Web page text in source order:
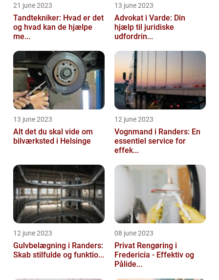
21 june 2023
Tandtekniker: Hvad er det
og hvad kan de hjælpe
me...
13 june 2023
Advokat i Varde: Din
hjælp til juridiske
udfordrin...
13 june 2023
Alt det du skal vide om
bilværksted i Helsinge
12 june 2023
Vognmand i Randers: En
essentiel service for
effek...
12 june 2023
Gulvbelægning i Randers:
Skab stilfulde og funktio...
08 june 2023
Privat Rengøring i
Fredericia - Effektiv og
Pålide...